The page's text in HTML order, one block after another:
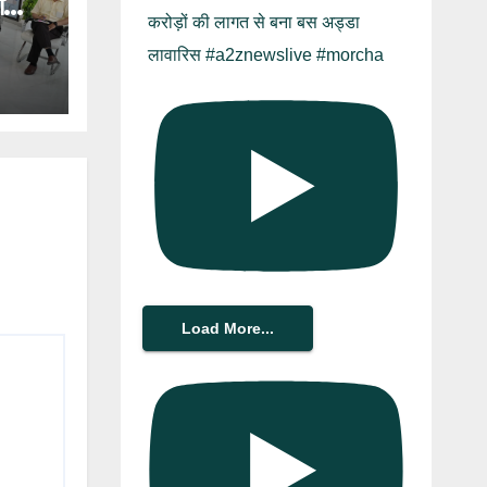
करोड़ों की लागत से बना बस अड्डा
लावारिस #a2znewslive #morcha
Load More...